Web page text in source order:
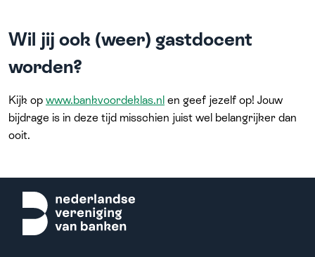
Wil jij ook (weer) gastdocent
worden?
Kijk op www.bankvoordeklas.nl en geef jezelf op! Jouw
bijdrage is in deze tijd misschien juist wel belangrijker dan
ooit.